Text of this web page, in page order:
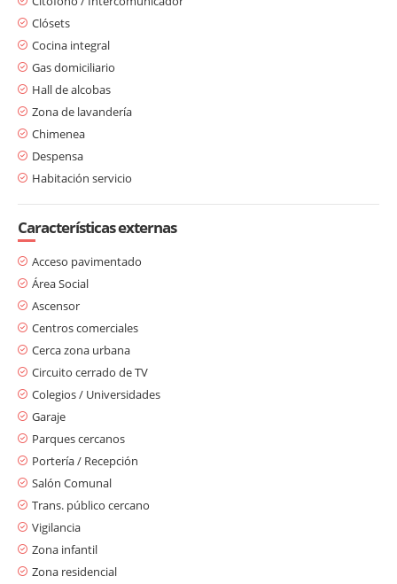
Clósets
Cocina integral
Gas domiciliario
Hall de alcobas
Zona de lavandería
Chimenea
Despensa
Habitación servicio
Características externas
Acceso pavimentado
Área Social
Ascensor
Centros comerciales
Cerca zona urbana
Circuito cerrado de TV
Colegios / Universidades
Garaje
Parques cercanos
Portería / Recepción
Salón Comunal
Trans. público cercano
Vigilancia
Zona infantil
Zona residencial